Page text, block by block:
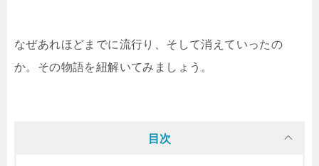
なぜあれほどまでに流行り、そして消えていったの
か。その物語を紐解いてみましょう。
目次